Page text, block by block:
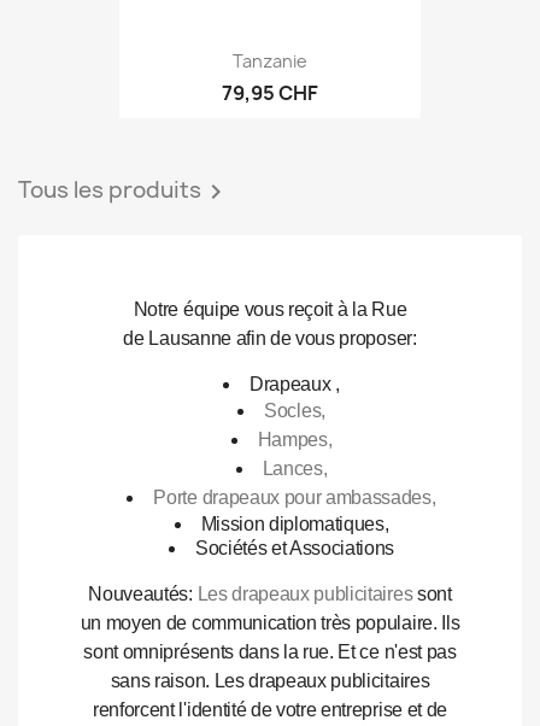
Tanzanie
79,95 CHF
Tous les produits 
Notre équipe vous reçoit à la Rue
de Lausanne afin de vous proposer:
Drapeaux ,
Socles,
Hampes,
Lances,
Porte drapeaux pour ambassades,
Mission diplomatiques,
Sociétés et Associations
Nouveautés: Les drapeaux publicitairessont
un moyen de communication très populaire. Ils
sont omniprésents dans la rue. Et ce n'est pas
sans raison. Les drapeaux publicitaires
renforcent l'identité de votre entreprise et de